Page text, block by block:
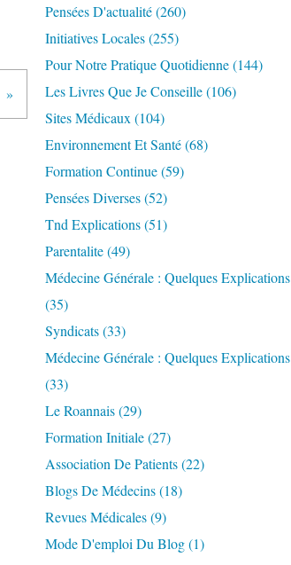
Pensées D'actualité(260)
Initiatives Locales(255)
Pour Notre Pratique Quotidienne(144)
Les Livres Que Je Conseille(106)
Sites Médicaux (104)
Environnement Et Santé(68)
Formation Continue(59)
Pensées Diverses(52)
Tnd Explications(51)
Parentalite(49)
Médecine Générale : Quelques Explications
(35)
Syndicats(33)
Médecine Générale : Quelques Explications
(33)
Le Roannais(29)
Formation Initiale(27)
Association De Patients(22)
Blogs De Médecins(18)
Revues Médicales(9)
Mode D'emploi Du Blog(1)